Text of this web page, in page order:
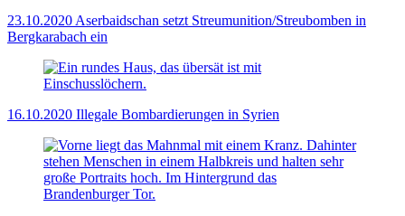
23.10.2020Aserbaidschan setzt Streumunition/Streubomben in
Bergkarabach ein
16.10.2020 Illegale Bombardierungen in Syrien